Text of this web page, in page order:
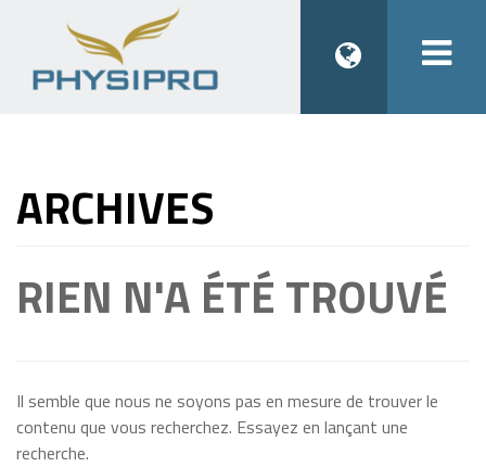
ARCHIVES
RIEN N'A ÉTÉ TROUVÉ
Il semble que nous ne soyons pas en mesure de trouver le
contenu que vous recherchez. Essayez en lançant une
recherche.